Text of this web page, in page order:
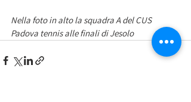
Nella foto in alto la squadra A del CUS
Padova tennis alle finali di Jesolo